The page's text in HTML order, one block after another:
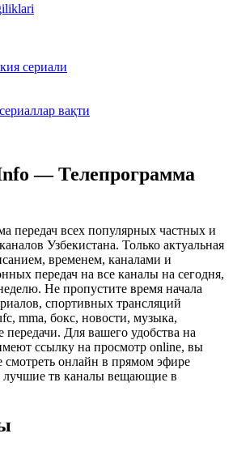
сериали
вақти
— Телепрограмма
передач всех популярных частных и
Узбекистана. Только актуальная
временем, каналами и
передач на все каналы на сегодня,
Не пропустите время начала
спортивных трансляций
mma, бокс, новости, музыка,
Для вашего удобства на
ссылку на просмотр online, вы
смотреть онлайн в прямом эфире
лучшие тв каналы вещающие в